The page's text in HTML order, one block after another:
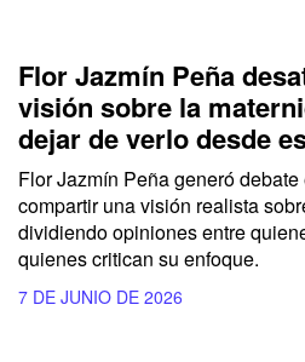
Flor Jazmín Peña
visión sobre la
dejar de verlo desde
Flor Jazmín Peña generó
compartir una visión realista
dividiendo opiniones entre
quienes critican su enfoque.
7 DE JUNIO DE 2026